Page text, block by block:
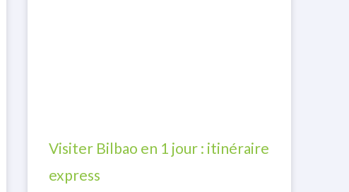
Visiter Bilbao en 1 jour : itinéraire
express